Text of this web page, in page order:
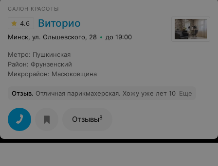
САЛОН КРАСОТЫ
4.6 Виторио
Минск, ул. Ольшевского, 28 до 19:00
Метро: Пушкинская
Район: Фрунзенский
Микрорайон: Масюковщина
Отзыв. Отличная парикмахерская. Хожу уже лет 10 Еще
Отзывы8